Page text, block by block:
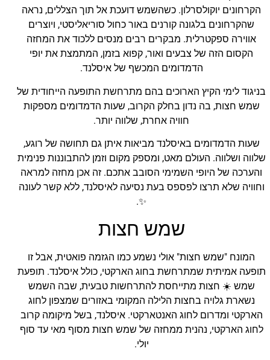
הקרחונים יוקולסרלון. כשהשמש דועכת אל תוך הצללים, נראה
שהקרחונים בלגונה קורנים באור כחול סוריאליסטי, ויוצרים
אווירה ספקטרלית. מבקרים רבים מנסים ללכוד את המחזה
הקסום הזה של צבעים ואור, קפוא בזמן, המתמצת את יופי
הדמדומים המכשף של איסלנד.
בניגוד לימי הקיץ הארוכים בהם מתרחשת התופעה הייחודית של
שמש חצות, בה נדון בחלק הקרוב, שעות הדמדומים מספקות
חוויה אחרת, שלווה יותר.
שעות הדמדומים באיסלנד מביאות איתן גם תחושה של רוגע,
שלווה ושלווה. העולם מאט, ומספק מקום וזמן להתבוננות פנימית
והערכה של היופי השמימי הסובב אתכם. זה אכן מחזה למראה
וחוויה שלא תרצו לפספס בעת נסיעה לאיסלנד, ללא קשר לעונה
✨.
שמש חצות
המונח "שמש חצות" אולי נשמע כמו הגזמה פואטית, אבל זו
תופעה אמיתית שמתרחשת בחוג הארקטי, כולל איסלנד. תופעת
שמש ☀️ חצות מתייחסת להתרחשות טבעית, שבה השמש
נשארת גלויה בחצות הלילה המקומי באזורים שמצפון לחוג
הארקטי ומדרום לחוג האנטארקטי. איסלנד, בשל מיקומה קרוב
לחוג הארקטי, נהנית ממחזה של שמש חצות מסוף מאי עד סוף
יולי.